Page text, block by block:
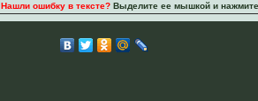
Нашли ошибку в тексте?Выделите ее мышкой и нажмите